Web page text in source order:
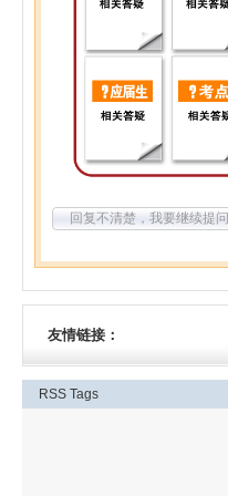
回复不清楚，我要继续提问
友情链接：
RSS Tags